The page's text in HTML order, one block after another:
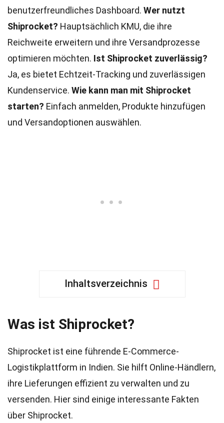
benutzerfreundliches Dashboard. Wer nutzt
Shiprocket? Hauptsächlich KMU, die ihre
Reichweite erweitern und ihre Versandprozesse
optimieren möchten. Ist Shiprocket zuverlässig?
Ja, es bietet Echtzeit-Tracking und zuverlässigen
Kundenservice. Wie kann man mit Shiprocket
starten? Einfach anmelden, Produkte hinzufügen
und Versandoptionen auswählen.
Inhaltsverzeichnis
Was ist Shiprocket?
Shiprocket ist eine führende E-Commerce-
Logistikplattform in Indien. Sie hilft Online-Händlern,
ihre Lieferungen effizient zu verwalten und zu
versenden. Hier sind einige interessante Fakten
über Shiprocket.